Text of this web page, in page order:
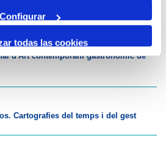
Configurar
todas las cookies
of Port & City
d'Art contemporani gastronòmic de
Cartografies del temps i del gest